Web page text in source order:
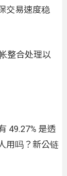
交易速度稳
整合处理以
49.27% 是透
用吗？新公链